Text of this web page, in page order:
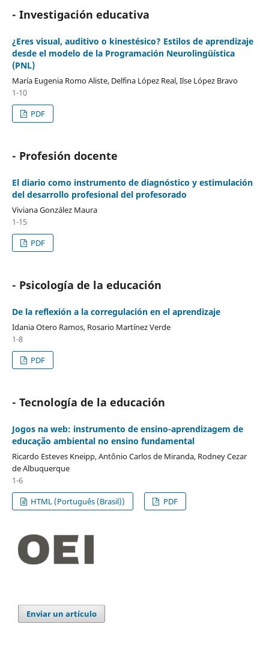
- Investigación educativa
¿Eres visual, auditivo o kinestésico? Estilos de aprendizaje
desde el modelo de la Programación Neurolingüística
(PNL)
María Eugenia Romo Aliste, Delfina López Real, Ilse López Bravo
1-10
PDF
- Profesión docente
El diario como instrumento de diagnóstico y estimulación
del desarrollo profesional del profesorado
Viviana González Maura
1-15
PDF
- Psicología de la educación
De la reflexión a la corregulación en el aprendizaje
Idania Otero Ramos, Rosario Martínez Verde
1-8
PDF
- Tecnología de la educación
Jogos na web: instrumento de ensino-aprendizagem de
educação ambiental no ensino fundamental
Ricardo Esteves Kneipp, Antônio Carlos de Miranda, Rodney Cezar
de Albuquerque
1-6
HTML (Português (Brasil))
PDF
Enviar un artículo